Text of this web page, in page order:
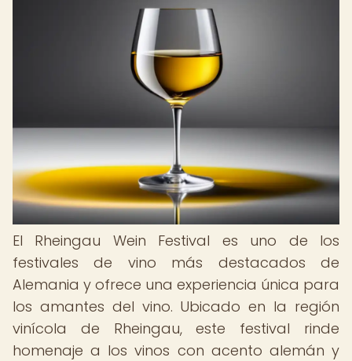
El Rheingau Wein Festival es uno de los
festivales de vino más destacados de
Alemania y ofrece una experiencia única para
los amantes del vino. Ubicado en la región
vinícola de Rheingau, este festival rinde
homenaje a los vinos con acento alemán y